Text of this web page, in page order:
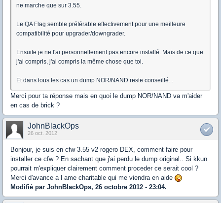
ne marche que sur 3.55.
Le QA Flag semble préférable effectivement pour une meilleure
compatibilité pour upgrader/downgrader.
Ensuite je ne l'ai personnellement pas encore installé. Mais de ce que
j'ai compris, j'ai compris la même chose que toi.
Et dans tous les cas un dump NOR/NAND reste conseillé...
Merci pour ta réponse mais en quoi le dump NOR/NAND va m'aider
en cas de brick ?
JohnBlackOps
26 oct. 2012
Bonjour, je suis en cfw 3.55 v2 rogero DEX, comment faire pour
installer ce cfw ? En sachant que j'ai perdu le dump original.. Si kkun
pourrait m'expliquer clairement comment proceder ce serait cool ?
Merci d'avance a l ame charitable qui me viendra en aide
Modifié par JohnBlackOps, 26 octobre 2012 - 23:04.